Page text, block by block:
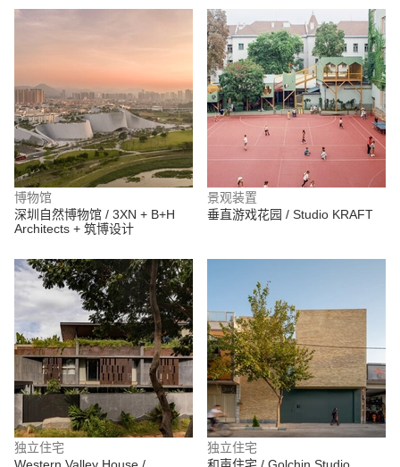
博物馆
深圳自然博物馆 / 3XN + B+H
Architects + 筑博设计
景观装置
垂直游戏花园 / Studio KRAFT
独立住宅
独立住宅